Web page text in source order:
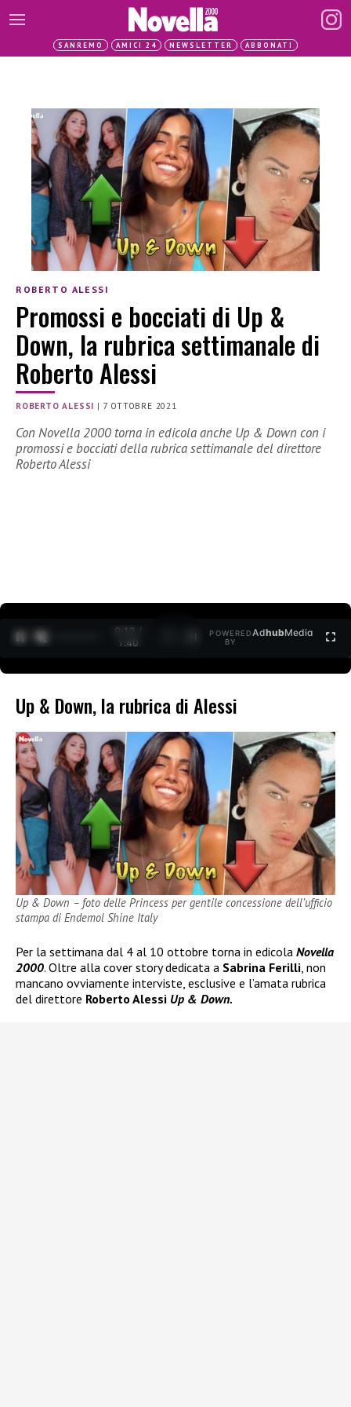
SANREMO AMICI 24 NEWSLETTER ABBONATI
ROBERTO ALESSI
Promossi e bocciati di Up &
Down, la rubrica settimanale di
Roberto Alessi
ROBERTO ALESSI | 7 OTTOBRE 2021
Con Novella 2000 torna in edicola anche Up & Down con i
promossi e bocciati della rubrica settimanale del direttore
Roberto Alessi
0:13 /
1:40
POWERED
BY
AdhubMedia
Up & Down, la rubrica di Alessi
Up & Down – foto delle Princess per gentile concessione dell’ufficio
stampa di Endemol Shine Italy
Per la settimana dal 4 al 10 ottobre torna in edicola Novella
2000. Oltre alla cover story dedicata a Sabrina Ferilli, non
mancano ovviamente interviste, esclusive e l’amata rubrica
del direttore Roberto Alessi Up & Down.